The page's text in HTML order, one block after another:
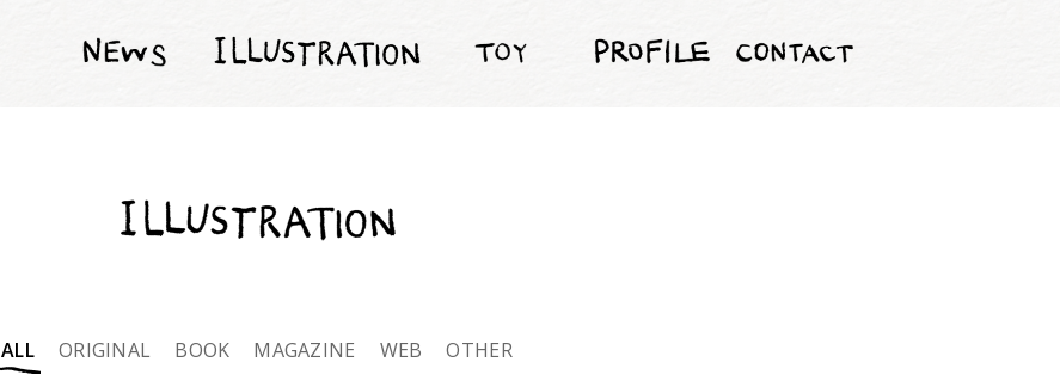
ALL ORIGINAL BOOK MAGAZINE WEB OTHER